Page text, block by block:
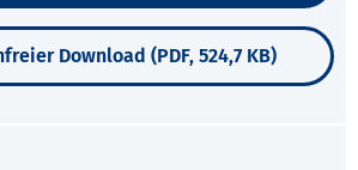
Download (PDF, 524,7 KB)